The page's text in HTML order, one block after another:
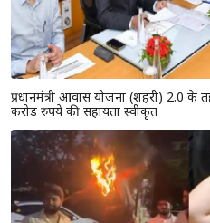
प्रधानमंत्री आवास योजना (शहरी) 2.0
करोड़ रुपये की सहायता स्वीकृत